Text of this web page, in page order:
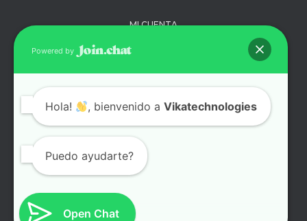
MI CUENTA
PRIVACIDAD
SOPORTE
TÉRMINOS Y
Powered by
Hola! , bienvenido aVikatechnologies
Puedo ayudarte?
Open Chat